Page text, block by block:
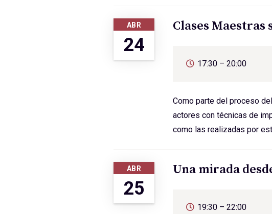
ABR
24
Clases
17:30 – 20:00
Como parte del proceso
actores con técnicas de
como las realizadas por
ABR
25
Una mirada
19:30 – 22:00